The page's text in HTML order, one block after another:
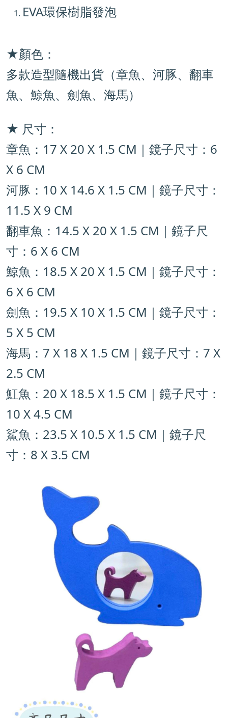
EVA環保樹脂發泡
★顏色：
多款造型隨機出貨（章魚、河豚、翻車
魚、鯨魚、劍魚、海馬）
★ 尺寸：
章魚：17 X 20 X 1.5 CM｜鏡子尺寸：6
X 6 CM
河豚：10 X 14.6 X 1.5 CM｜鏡子尺寸：
11.5 X 9 CM
翻車魚：14.5 X 20 X 1.5 CM｜鏡子尺
寸： 6 X 6 CM
鯨魚：18.5 X 20 X 1.5 CM｜鏡子尺寸：
6 X 6 CM
劍魚：19.5 X 10 X 1.5 CM｜鏡子尺寸：
5 X 5 CM
海馬：7 X 18 X 1.5 CM｜鏡子尺寸：7 X
2.5 CM
魟魚：20 X 18.5 X 1.5 CM ｜鏡子尺寸：
10 X 4.5 CM
鯊魚：23.5 X 10.5 X 1.5 CM ｜鏡子尺
寸：8 X 3.5 CM